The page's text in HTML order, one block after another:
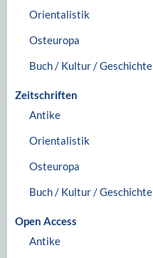
Orientalistik
Osteuropa
Buch / Kultur / Geschichte
Zeitschriften
Antike
Orientalistik
Osteuropa
Buch / Kultur / Geschichte
Open Access
Antike